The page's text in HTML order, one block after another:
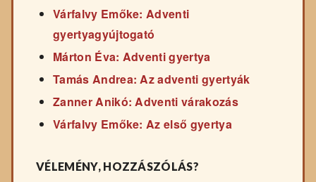
Várfalvy Emőke: Adventi
gyertyagyújtogató
Márton Éva: Adventi gyertya
Tamás Andrea: Az adventi gyertyák
Zanner Anikó: Adventi várakozás
Várfalvy Emőke: Az első gyertya
VÉLEMÉNY, HOZZÁSZÓLÁS?